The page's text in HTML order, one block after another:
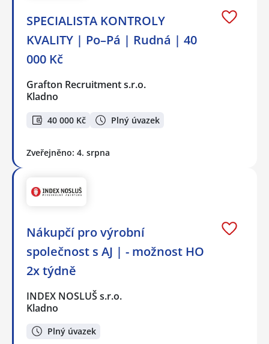
SPECIALISTA KONTROLY
KVALITY | Po–Pá | Rudná | 40
000 Kč
Grafton Recruitment s.r.o.
Kladno
40 000 Kč Plný úvazek
Zveřejněno: 4. srpna
Nákupčí pro výrobní
společnost s AJ | - možnost HO
2x týdně
INDEX NOSLUŠ s.r.o.
Kladno
Plný úvazek